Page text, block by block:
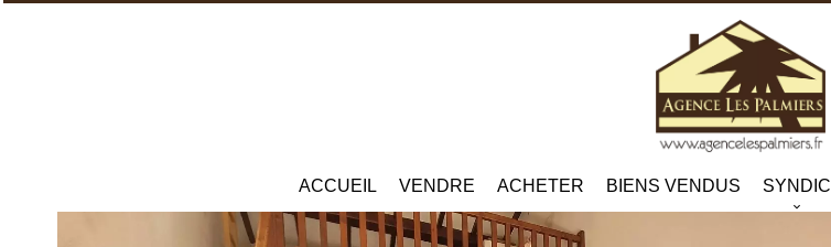
ACCUEIL VENDRE ACHETER BIENS VENDUS SYNDIC